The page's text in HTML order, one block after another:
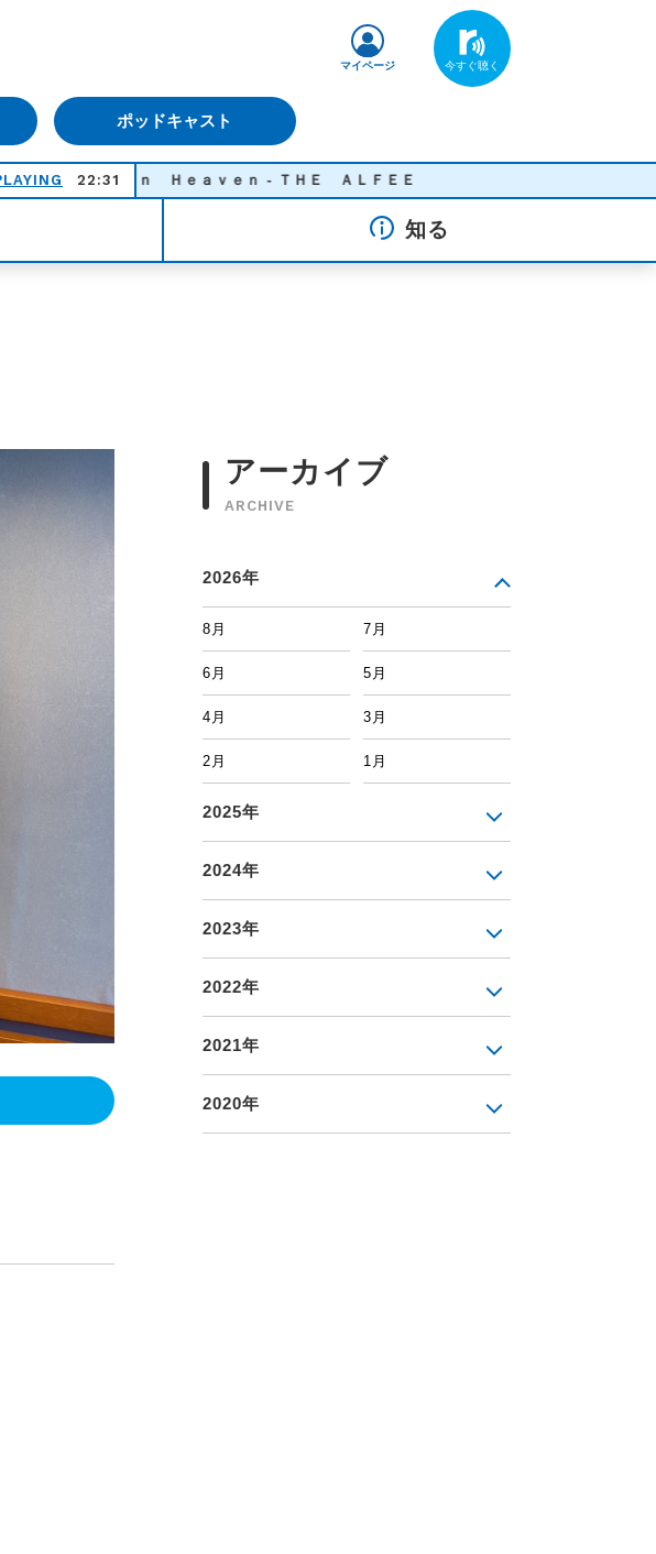
ポッドキャスト
マイページ
22:31
ｇ ｉｎ Ｈｅａｖｅｎ - ＴＨＥ ＡＬＦＥＥ
知る
アーカイブ
ARCHIVE
2026年
8月 7月
6月 5月
4月 3月
2月 1月
2025年
2024年
2023年
2022年
2021年
2020年